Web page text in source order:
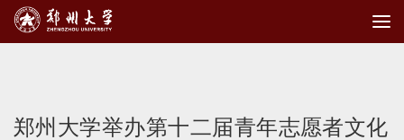
郑州大学举办第十二届青年志愿者文化